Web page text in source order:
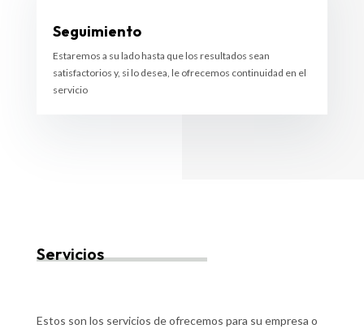
Seguimiento
Estaremos a su lado hasta que los resultados sean
satisfactorios y, si lo desea, le ofrecemos continuidad en el
servicio
Servicios
Estos son los servicios de ofrecemos para su empresa o